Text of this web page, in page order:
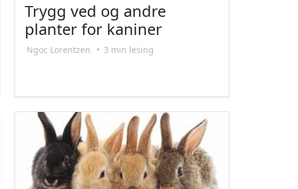
Trygg ved og andre
planter for kaniner
Ngoc Lorentzen • 3 min lesing